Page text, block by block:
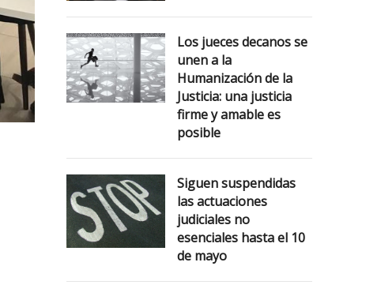
Los jueces decanos se
unen a la
Humanización de la
Justicia: una justicia
firme y amable es
posible
Siguen suspendidas
las actuaciones
judiciales no
esenciales hasta el 10
de mayo